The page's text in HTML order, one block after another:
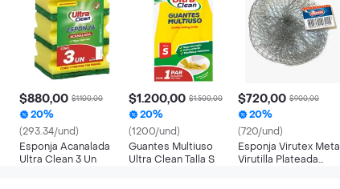
$880,00 $1.100,00
20%
(293.34/und)
Esponja Acanalada
Ultra Clean 3 Un
$1.200,00 $1.500,00
20%
(1200/und)
Guantes Multiuso
Ultra Clean Talla S
$720,00 $900,00
20%
(720/und)
Esponja Virutex Metal
Virutilla Plateada